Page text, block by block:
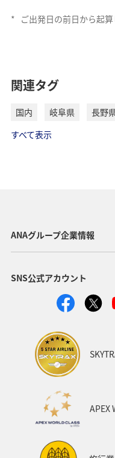
* ご出発日の前日から起
関連タグ
国内 岐阜県 長野
すべて表示
ANAグループ企業情報
SNS公式アカウント
APEX